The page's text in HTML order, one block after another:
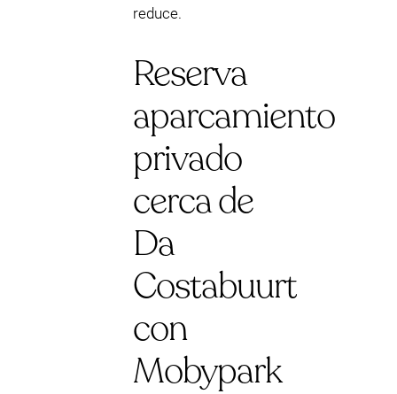
reduce.
Reserva
aparcamiento
privado
cerca de
Da
Costabuurt
con
Mobypark